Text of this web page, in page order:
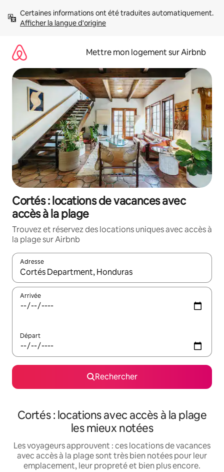
directement
Afficher la langue d'origine
Mettre mon logement sur Airbnb
Cortés : locations de vacances avec
accès à la plage
Trouvez et réservez des locations uniques avec accès à
la plage sur Airbnb
Adresse
Lorsque les résultats s'affichent, utilisez les flèches vers le
Arrivée
Départ
Rechercher
Cortés : locations avec accès à la plage
les mieux notées
Les voyageurs approuvent : ces locations de vacances
avec accès à la plage sont très bien notées pour leur
emplacement, leur propreté et bien plus encore.